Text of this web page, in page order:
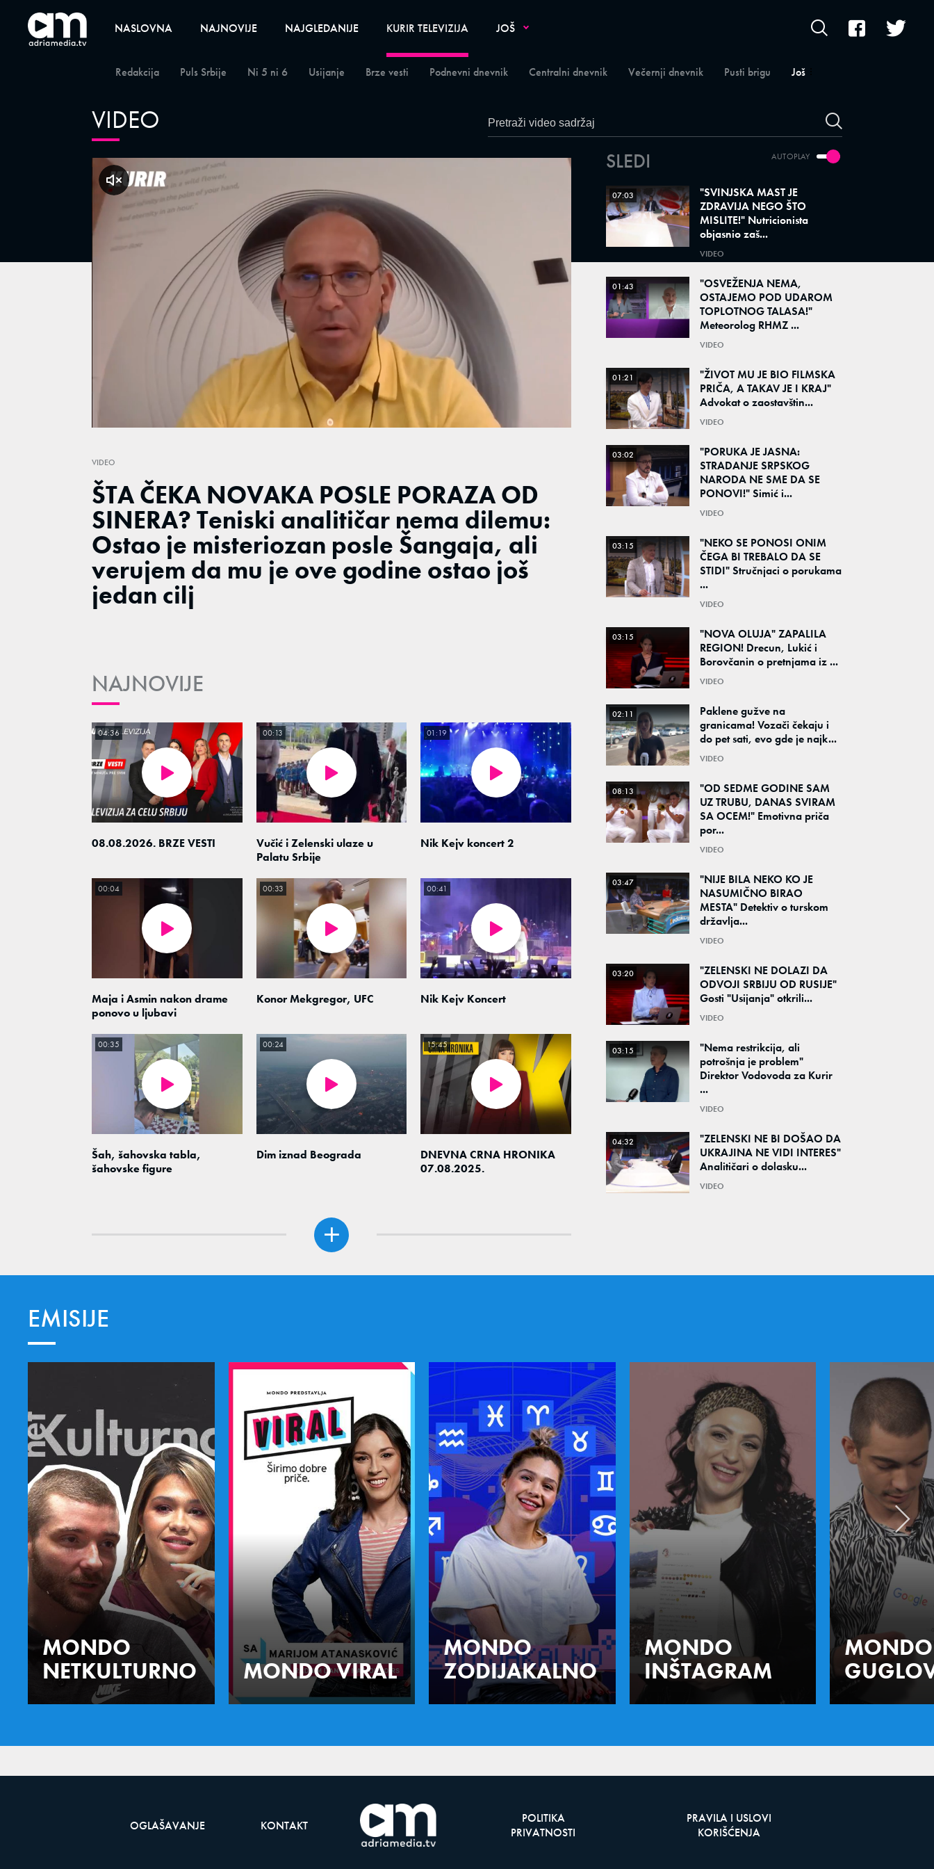
NASLOVNA NAJNOVIJE NAJGLEDANIJE KURIR TELEVIZIJA
Redakcija Puls Srbije Ni 5 ni 6 Usijanje Brze vesti Podnevni dnevnik Centralni dnevnik Večernji dnevnik Pusti brigu Još
JOŠ
VIDEO
Unmute
klikni za zvuk
VIDEO
ŠTA ČEKA NOVAKA POSLE PORAZA OD
SINERA? Teniski analitičar nema dilemu:
Ostao je misteriozan posle Šangaja, ali
verujem da mu je ove godine ostao još
jedan cilj
NAJNOVIJE
08.08.2026. BRZE VESTI
04:36
Vučić i Zelenski ulaze u
Palatu Srbije
00:13
Nik Kejv koncert 2
01:19
Maja i Asmin nakon drame
ponovo u ljubavi
00:04
Konor Mekgregor, UFC
00:33
Nik Kejv Koncert
00:41
Šah, šahovska tabla,
šahovske figure
00:35
Dim iznad Beograda
00:24
DNEVNA CRNA HRONIKA
07.08.2025.
15:45
AUTOPLAY
SLEDI
07:03
"SVINJSKA MAST JE
ZDRAVIJA NEGO ŠTO
MISLITE!" Nutricionista
objasnio zaš...
VIDEO
01:43
"OSVEŽENJA NEMA,
OSTAJEMO POD UDAROM
TOPLOTNOG TALASA!"
Meteorolog RHMZ ...
VIDEO
01:21
"ŽIVOT MU JE BIO FILMSKA
PRIČA, A TAKAV JE I KRAJ"
Advokat o zaostavštin...
VIDEO
03:02
"PORUKA JE JASNA:
STRADANJE SRPSKOG
NARODA NE SME DA SE
PONOVI!" Simić i...
VIDEO
03:15
"NEKO SE PONOSI ONIM
ČEGA BI TREBALO DA SE
STIDI" Stručnjaci o porukama
...
VIDEO
03:15
"NOVA OLUJA" ZAPALILA
REGION! Drecun, Lukić i
Borovčanin o pretnjama iz ...
VIDEO
02:11
Paklene gužve na
granicama! Vozači čekaju i
do pet sati, evo gde je najk...
VIDEO
08:13
"OD SEDME GODINE SAM
UZ TRUBU, DANAS SVIRAM
SA OCEM!" Emotivna priča
por...
VIDEO
03:47
"NIJE BILA NEKO KO JE
NASUMIČNO BIRAO
MESTA" Detektiv o turskom
državlja...
VIDEO
03:20
"ZELENSKI NE DOLAZI DA
ODVOJI SRBIJU OD RUSIJE"
Gosti "Usijanja" otkrili...
VIDEO
03:15
"Nema restrikcija, ali
potrošnja je problem"
Direktor Vodovoda za Kurir
...
VIDEO
04:32
"ZELENSKI NE BI DOŠAO DA
UKRAJINA NE VIDI INTERES"
Analitičari o dolasku...
VIDEO
EMISIJE
MONDO
NETKULTURNO
MONDO VIRAL
MONDO
ZODIJAKALNO
MONDO
INŠTAGRAM
MONDO
OGLAŠAVANJE KONTAKT
POLITIKA
PRIVATNOSTI
PRAVILA I USLOVI
KORIŠĆENJA